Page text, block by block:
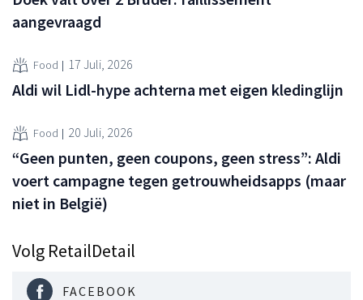
aangevraagd
Food 17 Juli, 2026
Aldi wil Lidl-hype achterna met eigen kledinglijn
Food 20 Juli, 2026
“Geen punten, geen coupons, geen stress”: Aldi
voert campagne tegen getrouwheidsapps (maar
niet in België)
Volg RetailDetail
FACEBOOK